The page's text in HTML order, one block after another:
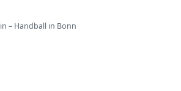
– Handball in Bonn